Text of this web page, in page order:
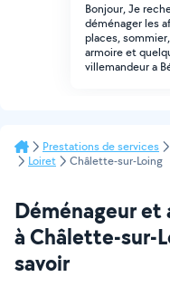
Bonjour, Je
déménager les
places,
armoire et
villemandeur a
Prestations de services
Loiret
Châlette-sur-Loing
Déménageur et
à Châlette-sur-
savoir